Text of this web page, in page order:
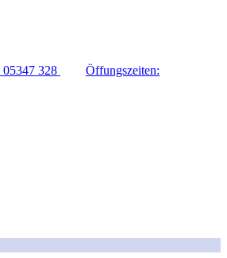
05347 328
Öffungszeiten: